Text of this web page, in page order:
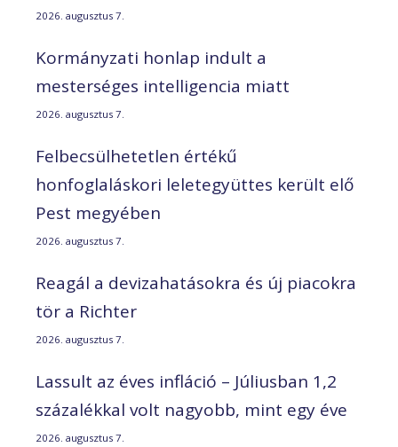
2026. augusztus 7.
Kormányzati honlap indult a
mesterséges intelligencia miatt
2026. augusztus 7.
Felbecsülhetetlen értékű
honfoglaláskori leletegyüttes került elő
Pest megyében
2026. augusztus 7.
Reagál a devizahatásokra és új piacokra
tör a Richter
2026. augusztus 7.
Lassult az éves infláció – Júliusban 1,2
százalékkal volt nagyobb, mint egy éve
2026. augusztus 7.